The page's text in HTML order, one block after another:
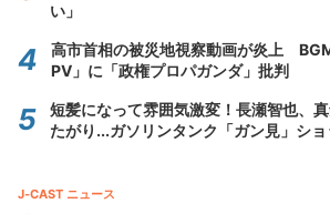
い」
高市首相の被災地視察動画が炎上
PV」に「政権プロパガンダ」批判
短髪になって雰囲気激変！長瀬智也、
たがり...ガソリンタンク「ガン見」ショ
J-CAST ニュース